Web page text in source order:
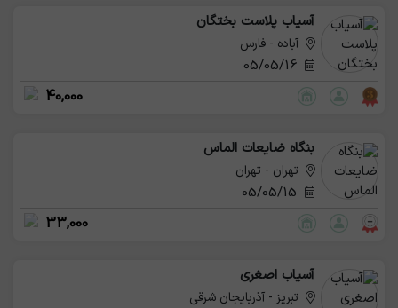
آسیاب‌ پلاست‌ بختگان
آباده - فارس
05/05/16
40,000
بنگاه ضایعات الماس
تهران - تهران
33,000
آسیاب اصغری
تبریز - آذربایجان شرقی